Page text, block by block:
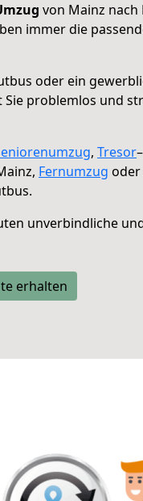
von Mainz nach
immer die
oder ein
Sie problemlos und
, Tresor
Fernumzug oder
unverbindliche
erhalten